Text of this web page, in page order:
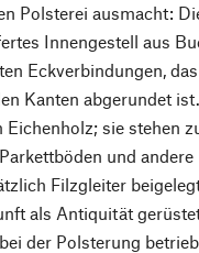
Polsterei ausmacht:
Innengestell aus
Eckverbindungen,
Kanten abgerundet
sie stehen
und andere
Filzgleiter
als Antiquität
der Polsterung